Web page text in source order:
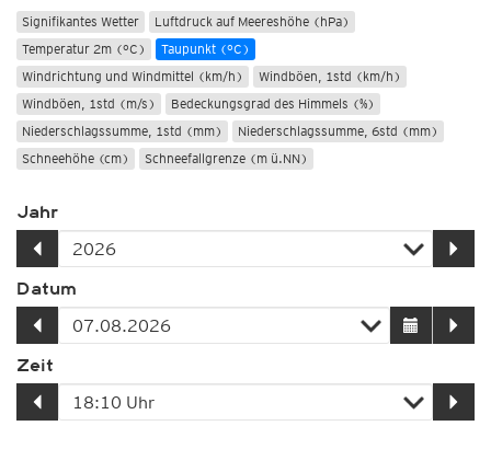
Signifikantes Wetter
Luftdruck auf Meereshöhe (hPa)
Temperatur 2m (°C)
Taupunkt (°C)
Windrichtung und Windmittel (km/h)
Windböen, 1std (km/h)
Windböen, 1std (m/s)
Bedeckungsgrad des Himmels (%)
Niederschlagssumme, 1std (mm)
Niederschlagssumme, 6std (mm)
Schneehöhe (cm)
Schneefallgrenze (m ü.NN)
Jahr
Datum
Zeit